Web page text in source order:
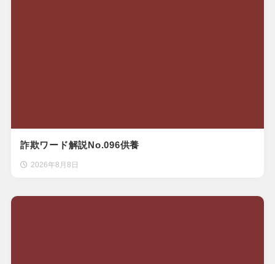
詐欺ワード解説No.096供養
2026年8月8日